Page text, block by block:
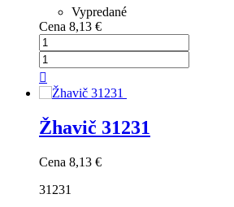
Vypredané
Cena 8,13 €

Žhavič 31231
Cena 8,13 €
31231